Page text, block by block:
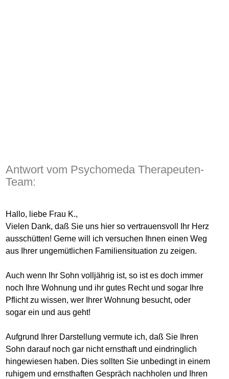
Antwort vom Psychomeda Therapeuten-
Team:
Hallo, liebe Frau K.,
Vielen Dank, daß Sie uns hier so vertrauensvoll Ihr Herz
ausschütten! Gerne will ich versuchen Ihnen einen Weg
aus Ihrer ungemütlichen Familiensituation zu zeigen.
Auch wenn Ihr Sohn volljährig ist, so ist es doch immer
noch Ihre Wohnung und ihr gutes Recht und sogar Ihre
Pflicht zu wissen, wer Ihrer Wohnung besucht, oder
sogar ein und aus geht!
Aufgrund Ihrer Darstellung vermute ich, daß Sie Ihren
Sohn darauf noch gar nicht ernsthaft und eindringlich
hingewiesen haben. Dies sollten Sie unbedingt in einem
ruhigem und ernsthaften Gespräch nachholen und Ihren